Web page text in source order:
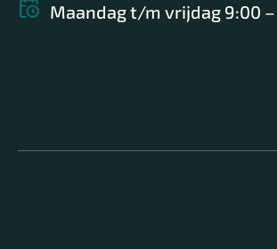
Maandag t/m vrijdag 9:00 –